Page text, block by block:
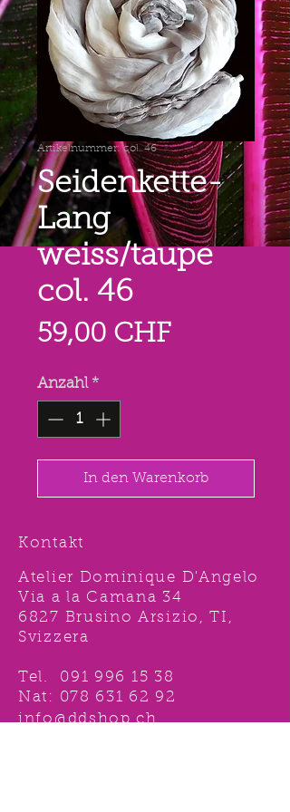
Artikelnummer: col. 46
Seidenkette-
Lang
weiss/taupe
col. 46
59,00 CHFPreis
Anzahl *
In den Warenkorb
Kontakt
Atelier Dominique D'Angelo
Via a la Camana 34
6827 Brusino Arsizio, TI,
Svizzera
Tel. 091 996 15 38
Nat: 078 631 62 92
info@ddshop.ch